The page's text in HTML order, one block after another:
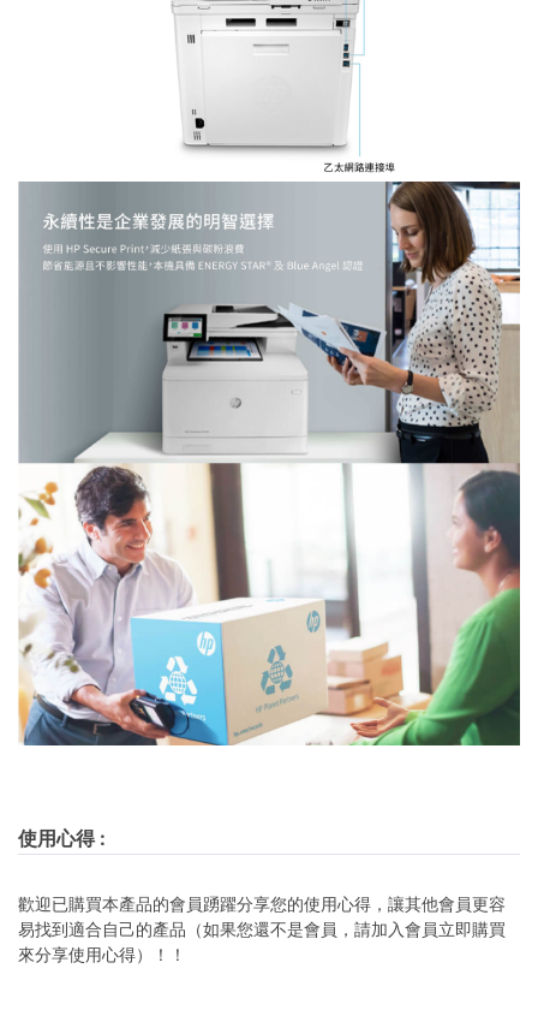
使用心得:
歡迎已購買本產品的會員踴躍分享您的使用心得，讓其他會員更容
易找到適合自己的產品（如果您還不是會員，請加入會員立即購買
來分享使用心得）！！